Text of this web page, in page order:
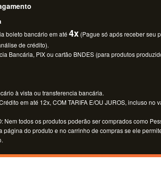
boleto bancário em até4x (Pague só após receber seu
de crédito).
Bancária, PIX ou cartão BNDES (para produtos
à vista ou transferencia bancária.
em até 12x, COM TARIFA E/OU JUROS, incluso no
Nem todos os produtos poderão ser comprados como
página do produto e no carrinho de compras se ele